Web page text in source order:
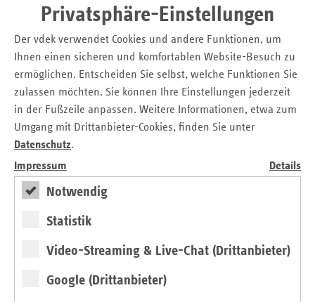
Privatsphäre-Einstellungen
Der vdek verwendet Cookies und andere Funktionen, um
Ihnen einen sicheren und komfortablen Website-Besuch zu
ermöglichen. Entscheiden Sie selbst, welche Funktionen Sie
zulassen möchten. Sie können Ihre Einstellungen jederzeit
in der Fußzeile anpassen. Weitere Informationen, etwa zum
Umgang mit Drittanbieter-Cookies, finden Sie unter
Datenschutz.
Impressum
Details
Notwendig
Statistik
Video-Streaming & Live-Chat (Drittanbieter)
Google (Drittanbieter)
sowie zu
- möglichen Maßnahmen im Sinne der BGF.
Die BGF-Koordinierungsstelle unterstützt die Unternehmen
auch bei der anschließenden Umsetzung und vermittelt
dazu weitere hilfreiche Partner.
Bei der Entwicklung und Umsetzung der BGF-
Koordinierungsstellen arbeiten die Krankenkassen sowohl
zusammen. Die dazugehörigen Beratungs- und
Unterstützungsangebote werden im Informationsportal
gebündelt.
„Gerne stehen wir den Betrieben zu allen Fragen der
Seite. Mit diesem Informationsportal und unserer